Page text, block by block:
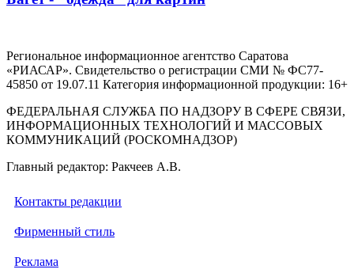
Региональное информационное агентство Саратова
«РИАСАР». Свидетельство о регистрации СМИ № ФС77-
45850 от 19.07.11 Категория информационной продукции: 16+
ФЕДЕРАЛЬНАЯ СЛУЖБА ПО НАДЗОРУ В СФЕРЕ СВЯЗИ,
ИНФОРМАЦИОННЫХ ТЕХНОЛОГИЙ И МАССОВЫХ
КОММУНИКАЦИЙ (РОСКОМНАДЗОР)
Главный редактор: Ракчеев А.В.
Контакты редакции
Фирменный стиль
Реклама